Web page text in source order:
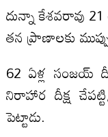
దున్నా కేశవరావు
తన ప్రాణాలకు
62 ఏళ్ల సంజయ్
నిరాహార దీక్ష
పెట్టాడు.